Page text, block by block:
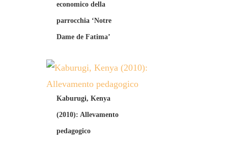
economico della
parrocchia ‘Notre
Dame de Fatima’
Kaburugi, Kenya
(2010): Allevamento
pedagogico